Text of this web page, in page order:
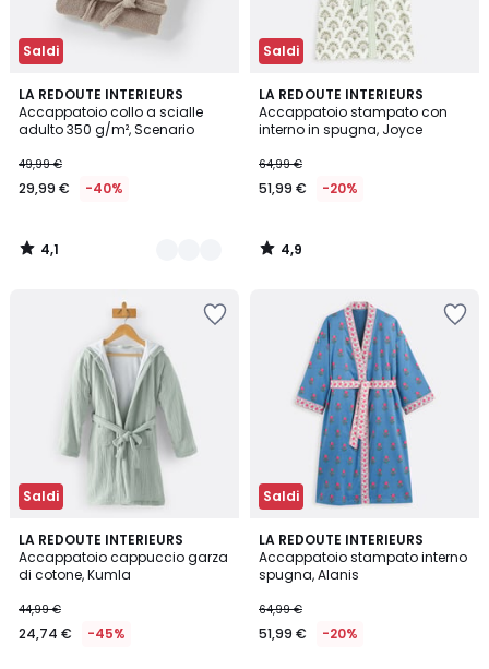
Saldi
LA REDOUTE INTERIEURS
Accappatoio collo a scialle
adulto 350 g/m², Scenario
49,99 €
29,99 € -40%
4,1
/ 5
5
Colori
4,1
/
Saldi
LA REDOUTE INTERIEURS
Accappatoio stampato con
interno in spugna, Joyce
64,99 €
51,99 € -20%
4,9
/ 5
4,9
/
Saldi
LA REDOUTE INTERIEURS
Accappatoio cappuccio garza
di cotone, Kumla
44,99 €
24,74 € -45%
4,2
/ 5
2
Colori
Saldi
LA REDOUTE INTERIEURS
Accappatoio stampato interno
spugna, Alanis
64,99 €
51,99 € -20%
4,7
/ 5